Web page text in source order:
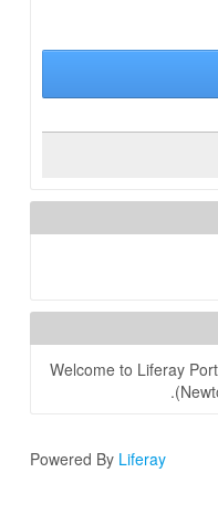
Welcome to Liferay
Powered By Liferay